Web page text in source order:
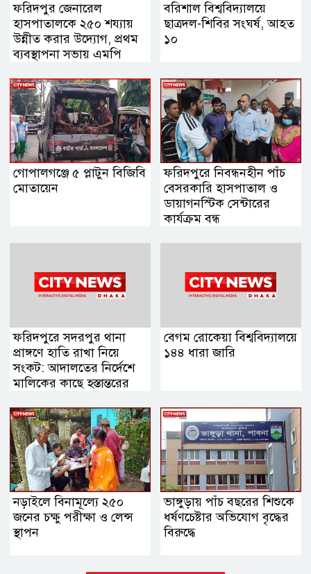
ফরিদপুর জেনারেল
হাসপাতালকে ২৫০ শয্যায়
উন্নীত করার উদ্যোগ, প্রথম
ব্যবস্থাপনা সভায় এমপি
বরিশাল বিশ্ববিদ্যালয়ে
ছাত্রদল-শিবির সংঘর্ষ, আহত
১০
গোপালগঞ্জে ৫ প্লাটুন বিজিবি
মোতায়েন
ফরিদপুরে নিবন্ধনহীন পাঁচ
বেসরকারি হাসপাতাল ও
ডায়াগনস্টিক সেন্টারের
কার্যক্রম বন্ধ
ফরিদপুরে সদরপুর থানা
প্রাঙ্গণে হাতি রাখা নিয়ে
সংকট: আদালতের নির্দেশে
মালিকের কাছে হস্তান্তরের
বেগম রোকেয়া বিশ্ববিদ্যালয়ে
১৪৪ ধারা জারি
নড়াইলে বিনামূল্যে ২৫০
জনের চক্ষু পরীক্ষা ও লেন্স
স্থাপন
ভাঙ্গুড়ায় পাঁচ বছরের শিশুকে
ধর্ষণচেষ্টার অভিযোগ বৃদ্ধের
বিরুদ্ধে